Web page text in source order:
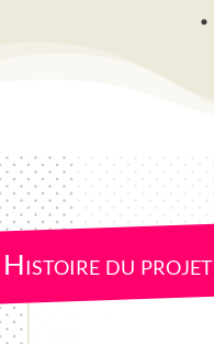
Histoire du projet